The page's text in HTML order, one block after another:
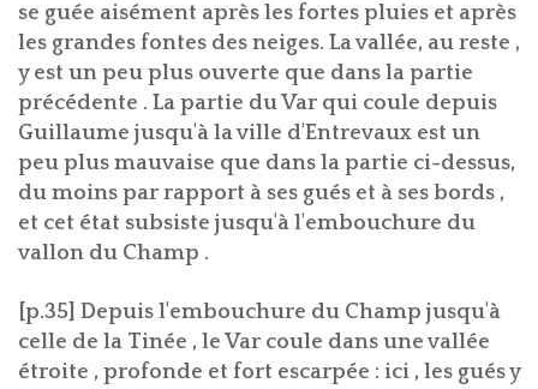
se guée aisément après les fortes pluies et après
les grandes fontes des neiges. La vallée, au reste ,
y est un peu plus ouverte que dans la partie
précédente . La partie du Var qui coule depuis
Guillaume jusqu'à la ville d'Entrevaux est un
peu plus mauvaise que dans la partie ci-dessus,
du moins par rapport à ses gués et à ses bords ,
et cet état subsiste jusqu'à l'embouchure du
vallon du Champ .
[p.35] Depuis l'embouchure du Champ jusqu'à
celle de la Tinée , le Var coule dans une vallée
étroite , profonde et fort escarpée : ici , les gués y